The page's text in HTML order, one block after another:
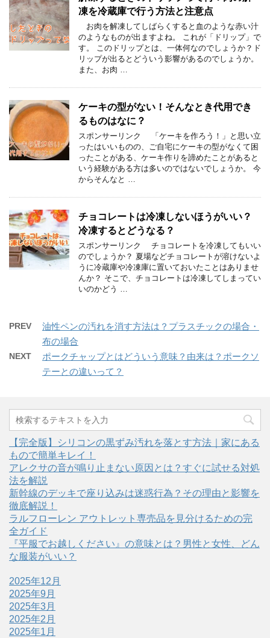
凍を冷蔵庫で行う方法と注意点
お肉を解凍してしばらくすると血のような赤い汁
のようなものが出ますよね。 これが「ドリップ」で
す。 このドリップとは、一体何なのでしょうか？ド
リップが出るとどういう影響があるのでしょうか。
また、お肉 …
ケーキの型がない！そんなとき代用でき
るものはなに？
スポンサーリンク 「ケーキを作ろう！」と思い立
ったはいいものの、ご自宅にケーキの型がなくて困
ったことがある、ケーキ作りを諦めたことがあると
いう経験がある方は多いのではないでしょうか。 今
からそんなと …
チョコレートは冷凍しないほうがいい？
冷凍するとどうなる？
スポンサーリンク チョコレートを冷凍してもいい
のでしょうか？ 夏場などチョコレートが溶けないよ
うに冷蔵庫や冷凍庫に置いておいたことはありませ
んか？ そこで、チョコレートは冷凍してしまってい
いのかどう …
PREV
油性ペンの汚れを消す方法は？プラスチックの場合・
布の場合
NEXT
ポークチャップとはどういう意味？由来は？ポークソ
テーとの違いって？
【完全版】シリコンの黒ずみ汚れを落とす方法｜家にある
もので簡単キレイ！
アレクサの音が鳴り止まない原因とは？すぐに試せる対処
法を解説
新幹線のデッキで座り込みは迷惑行為？その理由と影響を
徹底解説！
ラルフローレン アウトレット専売品を見分けるための完
全ガイド
『平服でお越しください』の意味とは？男性と女性、どん
な服装がいい？
2025年12月
2025年9月
2025年3月
2025年2月
2025年1月